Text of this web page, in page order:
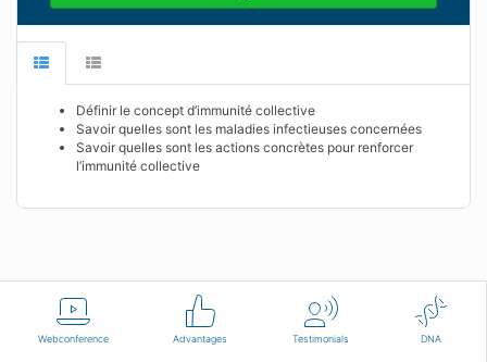
Webconference Advantages Testimonials DNA
Définir le concept d’immunité collective
Savoir quelles sont les maladies infectieuses concernées
Savoir quelles sont les actions concrètes pour renforcer
l’immunité collective
English Terms of use Contact us